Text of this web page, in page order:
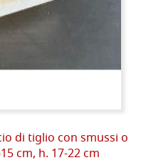
di tiglio con smussi o
cm, h. 17-22 cm